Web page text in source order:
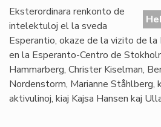
Eksterordinara renkonto de
intelektuloj el la sveda
Esperantio, okaze de la vizito de la
en la Esperanto-Centro de
Hammarberg, Christer Kiselman,
Nordenstorm, Marianne Ståhlberg,
aktivulinoj, kiaj Kajsa Hansen kaj